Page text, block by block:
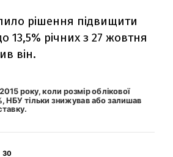
рішення підвищити
13,5% річних з 27 жовтня
він.